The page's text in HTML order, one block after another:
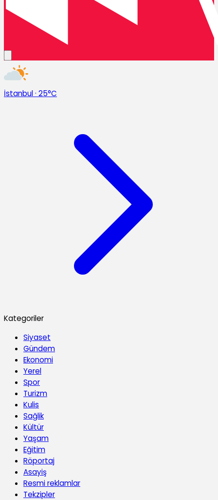
İstanbul· 25°C
Kategoriler
Siyaset
Gündem
Ekonomi
Yerel
Spor
Turizm
Kulis
Sağlik
Kültür
Yaşam
Eğitim
Röportaj
Asayiş
Resmi reklamlar
Tekzipler